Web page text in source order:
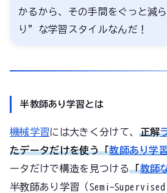
かるから、その手間をぐっと減
り”な学習スタイルなんだ！
半教師あり学習とは
機械学習には大きく分けて、正解
たデータだけを使う「教師あり学
ータだけで構造を見つける 「教師
半教師あり学習（Semi-